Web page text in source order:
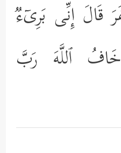
قَالَ إِنِّی بَرِیۤءࣱ
ٱللَّهَ رَبَّ